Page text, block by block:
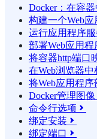
Docker：在容
构建一个Web
运行应用程序
部署Web应用程
将容器http端口
在Web浏览器
将Web应用程
Docker管理图像
命令行选项 
绑定安装 
绑定端口 